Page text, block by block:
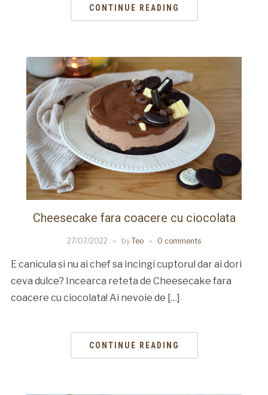
CONTINUE READING
Cheesecake fara coacere cu ciocolata
27/07/2022 by Teo 0 comments
E canicula si nu ai chef sa incingi cuptorul dar ai dori
ceva dulce? Incearca reteta de Cheesecake fara
coacere cu ciocolata! Ai nevoie de […]
CONTINUE READING